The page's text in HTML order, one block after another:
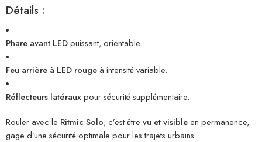
Détails :
Phare avant LEDpuissant, orientable.
Feu arrière à LED rougeà intensité variable.
Réflecteurs latérauxpour sécurité supplémentaire.
Rouler avec le Ritmic Solo, c’est être vu et visibleen permanence,
gage d’une sécurité optimale pour les trajets urbains.